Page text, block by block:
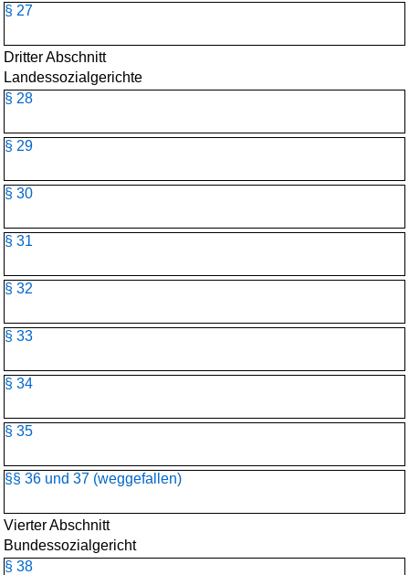
§ 27
Dritter Abschnitt
Landessozialgerichte
§ 28
§ 29
§ 30
§ 31
§ 32
§ 33
§ 34
§ 35
§§ 36 und 37 (weggefallen)
Vierter Abschnitt
Bundessozialgericht
§ 38